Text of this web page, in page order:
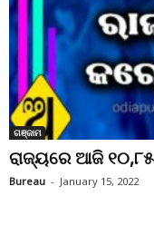
ଗଞ୍ଜାମ
ରାଜ୍ୟରେ ଆଜି
Bureau - January 15, 2022